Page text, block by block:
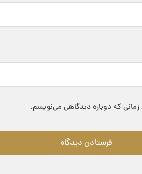
که دوباره دیدگاهی می‌نویسم.